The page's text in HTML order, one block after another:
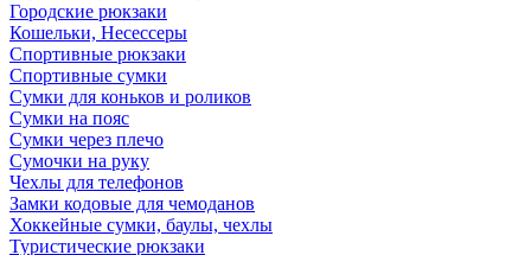
Городские рюкзаки
Кошельки, Несессеры
Спортивные рюкзаки
Спортивные сумки
Сумки для коньков и роликов
Сумки на пояс
Сумки через плечо
Сумочки на руку
Чехлы для телефонов
Замки кодовые для чемоданов
Хоккейные сумки, баулы, чехлы
Туристические рюкзаки